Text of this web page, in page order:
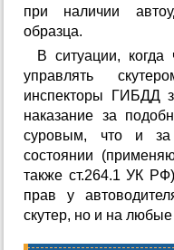
при наличии
образца.
В ситуации,
управлять
инспекторы ГИБДД
наказание за
суровым, что и
состоянии
также ст.264.1 УК
прав у
скутер, но и на